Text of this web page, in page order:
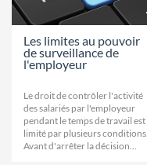
Les limites au pouvoir
de surveillance de
l'employeur
Le droit de contrôler l'activité
des salariés par l'employeur
pendant le temps de travail est
limité par plusieurs conditions.
Avant d'arrêter la décision...